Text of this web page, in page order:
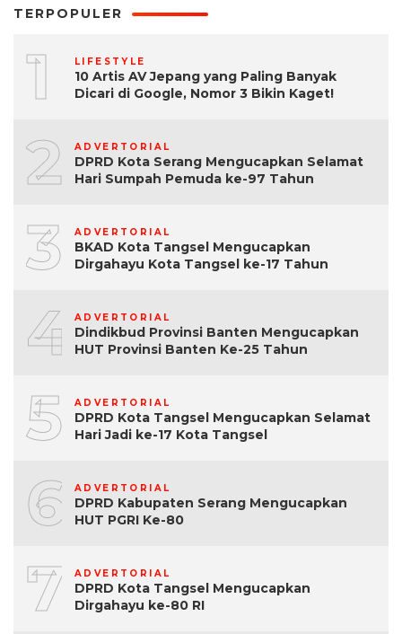
TERPOPULER
1 LIFESTYLE
10 Artis AV Jepang yang Paling Banyak
Dicari di Google, Nomor 3 Bikin Kaget!
2 ADVERTORIAL
DPRD Kota Serang Mengucapkan Selamat
Hari Sumpah Pemuda ke-97 Tahun
3 ADVERTORIAL
BKAD Kota Tangsel Mengucapkan
Dirgahayu Kota Tangsel ke-17 Tahun
4 ADVERTORIAL
Dindikbud Provinsi Banten Mengucapkan
HUT Provinsi Banten Ke-25 Tahun
5 ADVERTORIAL
DPRD Kota Tangsel Mengucapkan Selamat
Hari Jadi ke-17 Kota Tangsel
6 ADVERTORIAL
DPRD Kabupaten Serang Mengucapkan
HUT PGRI Ke-80
7 ADVERTORIAL
DPRD Kota Tangsel Mengucapkan
Dirgahayu ke-80 RI